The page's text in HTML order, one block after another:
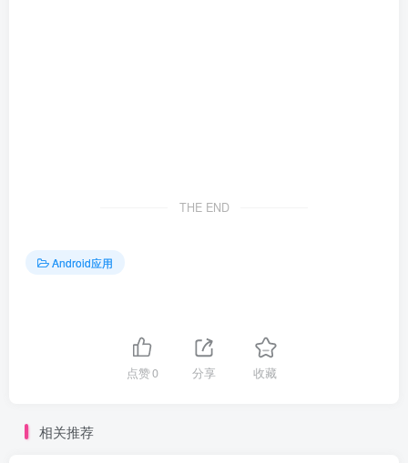
THE END
Android应用
点赞0 分享 收藏
相关推荐